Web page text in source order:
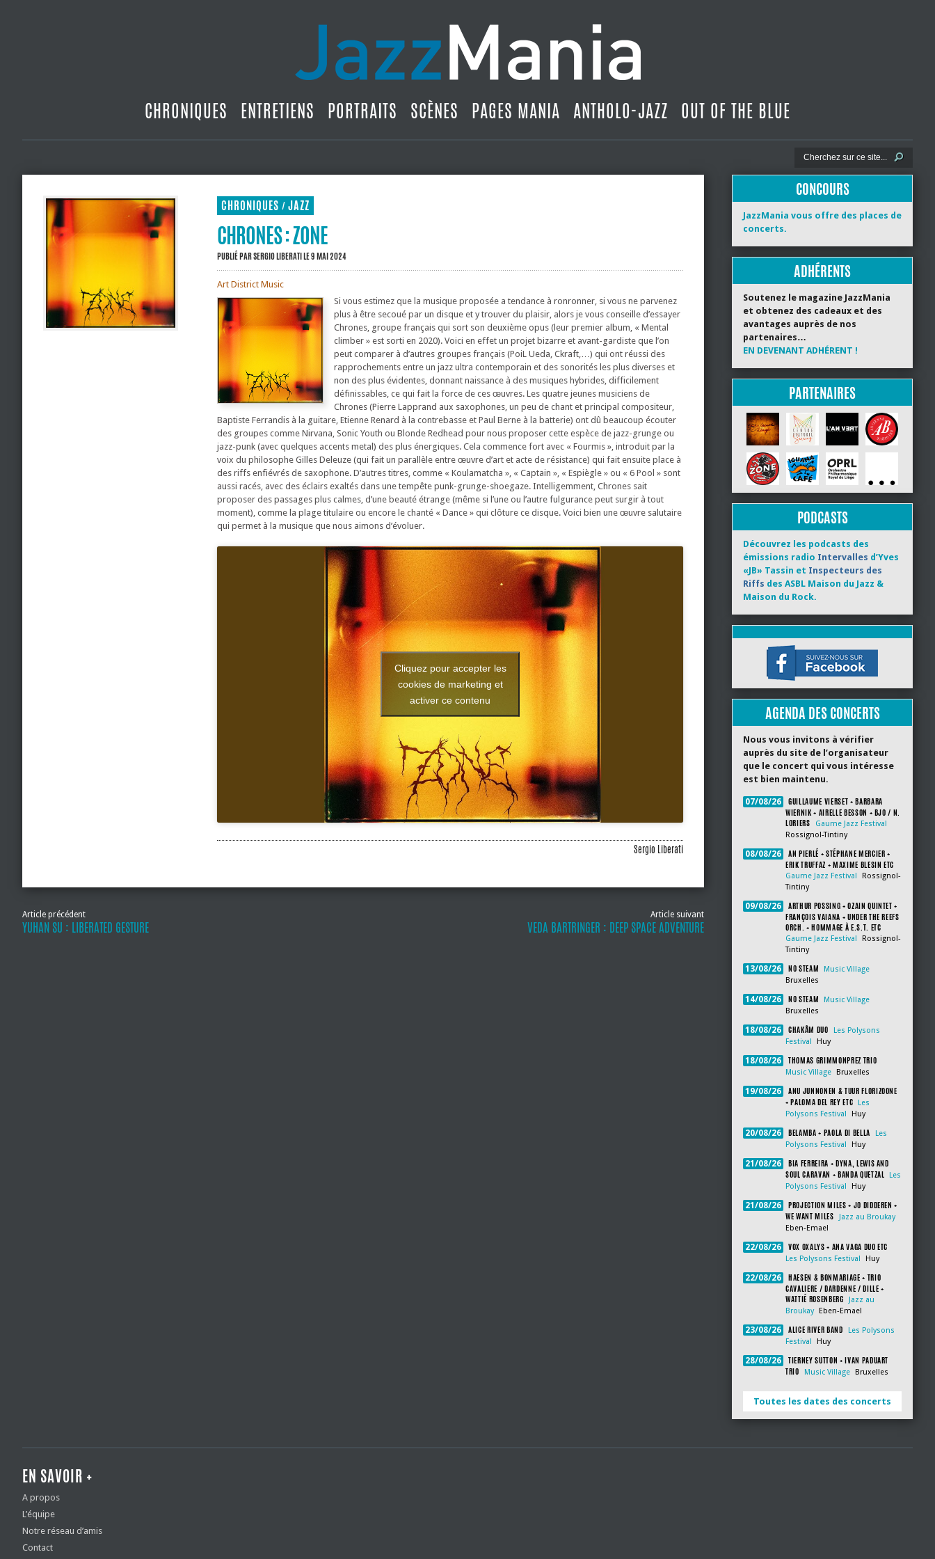
CHRONIQUES ENTRETIENS PORTRAITS SCÈNES PAGES MANIA ANTHOLO-JAZZ OUT OF THE BLUE
CHRONIQUES / JAZZ
CHRONES : ZONE
PUBLIÉ PARSERGIO LIBERATILE 9 MAI 2024
Art District Music
Si vous estimez que la musique proposée a tendance à ronronner, si vous ne parvenez
plus à être secoué par un disque et y trouver du plaisir, alors je vous conseille d’essayer
Chrones, groupe français qui sort son deuxième opus (leur premier album, « Mental
climber » est sorti en 2020). Voici en effet un projet bizarre et avant-gardiste que l’on
peut comparer à d’autres groupes français (PoiL Ueda, Ckraft,…) qui ont réussi des
rapprochements entre un jazz ultra contemporain et des sonorités les plus diverses et
non des plus évidentes, donnant naissance à des musiques hybrides, difficilement
définissables, ce qui fait la force de ces œuvres. Les quatre jeunes musiciens de
Chrones (Pierre Lapprand aux saxophones, un peu de chant et principal compositeur,
Baptiste Ferrandis à la guitare, Etienne Renard à la contrebasse et Paul Berne à la batterie) ont dû beaucoup écouter
des groupes comme Nirvana, Sonic Youth ou Blonde Redhead pour nous proposer cette espèce de jazz-grunge ou
jazz-punk (avec quelques accents metal) des plus énergiques. Cela commence fort avec « Fourmis », introduit par la
voix du philosophe Gilles Deleuze (qui fait un parallèle entre œuvre d’art et acte de résistance) qui fait ensuite place à
des riffs enfiévrés de saxophone. D’autres titres, comme « Koulamatcha », « Captain », « Espiègle » ou « 6 Pool » sont
aussi racés, avec des éclairs exaltés dans une tempête punk-grunge-shoegaze. Intelligemment, Chrones sait
proposer des passages plus calmes, d’une beauté étrange (même si l’une ou l’autre fulgurance peut surgir à tout
moment), comme la plage titulaire ou encore le chanté « Dance » qui clôture ce disque. Voici bien une œuvre salutaire
qui permet à la musique que nous aimons d’évoluer.
Cliquez pour accepter les
cookies de marketing et
activer ce contenu
Sergio Liberati
Article précédent
YUHAN SU : LIBERATED GESTURE
Article suivant
VEDA BARTRINGER : DEEP SPACE ADVENTURE
CONCOURS
JazzMania vous offre des places de
concerts.
ADHÉRENTS
Soutenez le magazine JazzMania
et obtenez des cadeaux et des
avantages auprès de nos
partenaires…
EN DEVENANT ADHÉRENT !
PARTENAIRES
PODCASTS
Découvrez les podcasts des
émissions radio Intervalles d’Yves
«JB» Tassin et Inspecteurs des
Riffs des ASBL Maison du Jazz &
Maison du Rock.
AGENDA DES CONCERTS
Nous vous invitons à vérifier
auprès du site de l’organisateur
que le concert qui vous intéresse
est bien maintenu.
07/08/26
GUILLAUME VIERSET + BARBARA
WIERNIK + AIRELLE BESSON + BJO / N.
LORIERS
Gaume Jazz Festival
Rossignol-Tintiny
08/08/26
AN PIERLÉ + STÉPHANE MERCIER +
ERIK TRUFFAZ + MAXIME BLESIN ETC
Gaume Jazz Festival
Rossignol-
Tintiny
09/08/26
ARTHUR POSSING + OZAIN QUINTET +
FRANÇOIS VAIANA + UNDER THE REEFS
ORCH. + HOMMAGE À E.S.T. ETC
Gaume Jazz Festival
Rossignol-
Tintiny
13/08/26 NO STEAM
Music Village
Bruxelles
14/08/26 NO STEAM
Music Village
Bruxelles
18/08/26 CHAKÂM DUO
Les Polysons
Festival
Huy
18/08/26 THOMAS GRIMMONPREZ TRIO
Music Village Bruxelles
19/08/26
ANU JUNNONEN & TUUR FLORIZOONE
+ PALOMA DEL REY ETC
Les
Polysons Festival
Huy
20/08/26 BELAMBA + PAOLA DI BELLA
Les
Polysons Festival
Huy
21/08/26
BIA FERREIRA + DYNA, LEWIS AND
SOUL CARAVAN + BANDA QUETZAL
Les
Polysons Festival
Huy
21/08/26
PROJECTION MILES + JO DIDDEREN +
WE WANT MILES
Jazz au Broukay
Eben-Emael
22/08/26 VOX OXALYS + ANA VAGA DUO ETC
Les Polysons Festival Huy
22/08/26
HAESEN & BONMARIAGE + TRIO
CAVALIERE / DARDENNE / DILLE +
WATTIÉ ROSENBERG
Jazz au
Broukay
Eben-Emael
23/08/26 ALICE RIVER BAND
Les Polysons
Festival
Huy
28/08/26
TIERNEY SUTTON + IVAN PADUART
TRIO
Music Village Bruxelles
Toutes les dates des concerts
EN SAVOIR +
A propos
L’équipe
Notre réseau d’amis
Contact